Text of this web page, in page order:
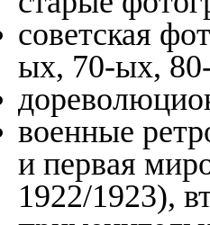
советская
ых, 70-ых,
военные
и первая
1922/1923),